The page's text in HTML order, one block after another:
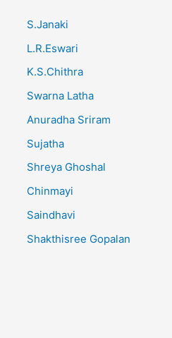
S.Janaki
L.R.Eswari
K.S.Chithra
Swarna Latha
Anuradha Sriram
Sujatha
Shreya Ghoshal
Chinmayi
Saindhavi
Shakthisree Gopalan